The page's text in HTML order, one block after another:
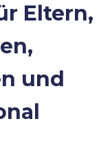
Eltern,
und